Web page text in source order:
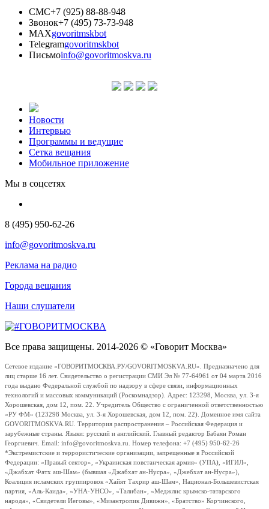
СМС+7 (925) 88-88-948
Звонок+7 (495) 73-73-948
MAXgovoritmskbot
Telegramgovoritmskbot
Письмоinfo@govoritmoskva.ru
Новости
Интервью
Программы и ведущие
Сетка вещания
Мобильное приложение
Мы в соцсетях
8 (495) 950-62-26
info@govoritmoskva.ru
Реклама на радио
Города вещания
Наши слушатели
Все права защищены. 2014-2026 © «Говорит Москва»
Сетевое издание «ГОВОРИТМОСКВА.РУ/GOVORITMOSKVA.RU». Предназначено для
лиц старше 16 лет. Свидетельство о регистрации СМИ Эл № 77-64961 от 04 марта 2016
года выдано Федеральной службой по надзору в сфере связи, информационных
технологий и массовых коммуникаций (Роскомнадзор). Адрес: 123298, Москва, ул. 3-я
Хорошевская, дом 12, пом. 22. Учредитель Общество с ограниченной ответственностью
«РУ ФМ» (123298 Москва, ул. 3-я Хорошевская, дом 12, пом. 22). Доменное имя сайта
GOVORITMOSKVA.RU. Территория распространения – Российская Федерация и
зарубежные страны. Языки: русский и английский. Главный редактор Бабаян Роман
Георгиевич. Email: info@govoritmoskva.ru. Номер телефона: +7 (495) 950-62-26
*Экстремистские и террористические организации, запрещенные в Российской
Федерации: «Правый сектор», «Украинская повстанческая армия» (УПА), «ИГИЛ»,
«Джабхат Фатх аш-Шам» (бывшая «Джабхат ан-Нусра», «Джебхат ан-Нусра»),
Коалиция исламских группировок «Хайят Тахрир аш-Шам», Национал-Большевистская
партия, «Аль-Каида», «УНА-УНСО», «Талибан», «Меджлис крымско-татарского
народа», «Свидетели Иеговы», «Мизантропик Дивижн», «Братство» Корчинского,